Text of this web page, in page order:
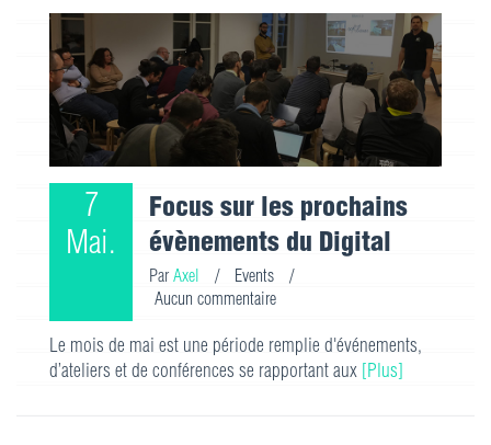
7
Mai.
Focus sur les prochains
évènements du Digital
Par Axel / Events
/
Aucun commentaire
Le mois de mai est une période remplie d'événements,
d’ateliers et de conférences se rapportant aux [Plus]